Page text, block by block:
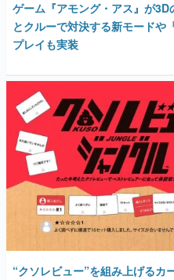
ゲーム『アモング・アス』が
とクルーで対決する新モード
プレイも実装
“クソレビュー”を組み上げるカ